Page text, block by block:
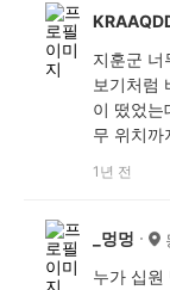
지훈군 너
보기처럼
이 떴었는
무 위치까
1년 전
_멍멍
누가 십원